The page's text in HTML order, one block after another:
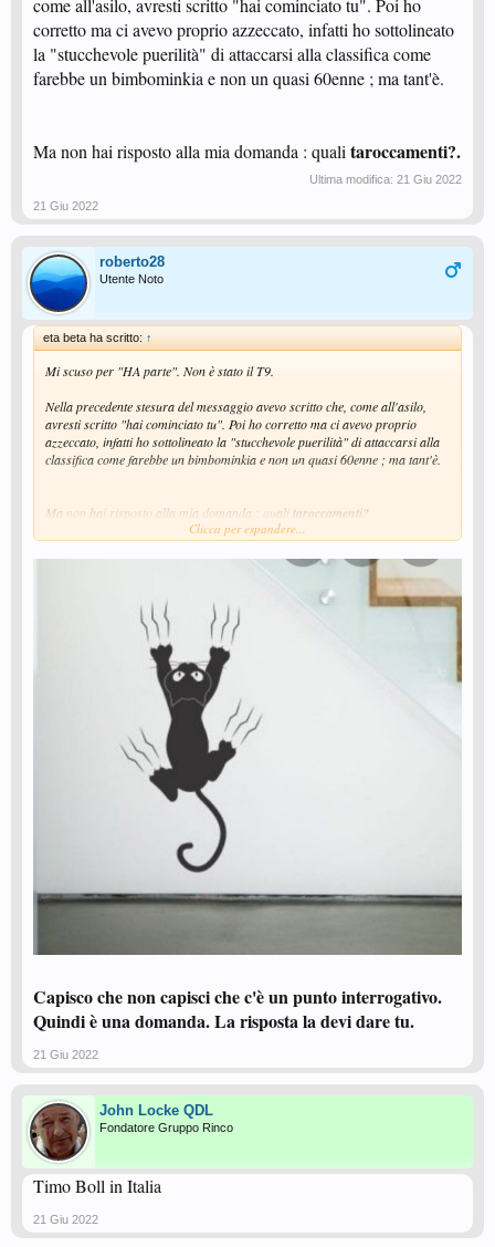
come all'asilo, avresti scritto "hai cominciato tu". Poi ho
corretto ma ci avevo proprio azzeccato, infatti ho sottolineato
la "stucchevole puerilità" di attaccarsi alla classifica come
farebbe un bimbominkia e non un quasi 60enne ; ma tant'è.
Ma non hai risposto alla mia domanda : quali taroccamenti?.
Ultima modifica: 21 Giu 2022
21 Giu 2022
roberto28
Utente Noto
eta beta ha scritto: ↑
Mi scuso per "HA parte". Non è stato il T9.
Nella precedente stesura del messaggio avevo scritto che, come all'asilo,
avresti scritto "hai cominciato tu". Poi ho corretto ma ci avevo proprio
azzeccato, infatti ho sottolineato la "stucchevole puerilità" di attaccarsi alla
classifica come farebbe un bimbominkia e non un quasi 60enne ; ma tant'è.
Ma non hai risposto alla mia domanda : quali taroccamenti?
Clicca per espandere...
Capisco che non capisci che c'è un punto interrogativo.
Quindi è una domanda. La risposta la devi dare tu.
21 Giu 2022
John Locke QDL
Fondatore Gruppo Rinco
Timo Boll in Italia
21 Giu 2022